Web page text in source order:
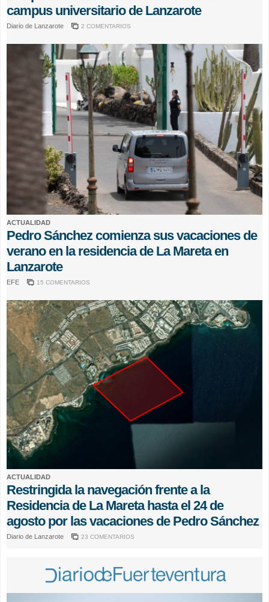
campus universitario de Lanzarote
Diario de Lanzarote 2 COMENTARIOS
ACTUALIDAD
Pedro Sánchez comienza sus vacaciones de
verano en la residencia de La Mareta en
Lanzarote
EFE 15 COMENTARIOS
ACTUALIDAD
Restringida la navegación frente a la
Residencia de La Mareta hasta el 24 de
agosto por las vacaciones de Pedro Sánchez
Diario de Lanzarote 23 COMENTARIOS